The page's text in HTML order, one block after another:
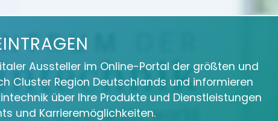
Aussteller im Online-Portal der größten und
Cluster Region Deutschlands und informieren
über Ihre Produkte und Dienstleistungen
und Karrieremöglichkeiten.